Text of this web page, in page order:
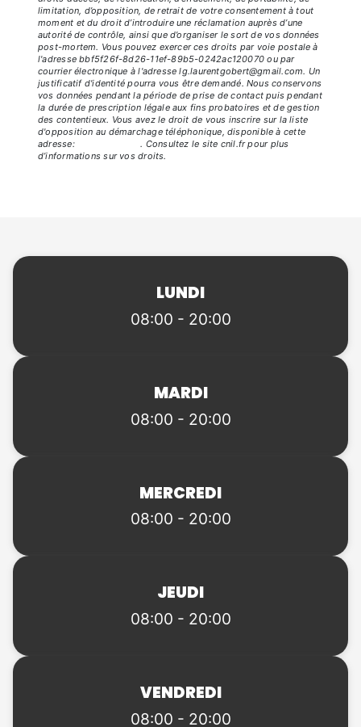
limitation, d’opposition, de retrait de votre consentement à tout
moment et du droit d’introduire une réclamation auprès d’une
autorité de contrôle, ainsi que d’organiser le sort de vos données
post-mortem. Vous pouvez exercer ces droits par voie postale à
l'adresse bbf5f26f-8d26-11ef-89b5-0242ac120070 ou par
courrier électronique à l'adresse lg.laurentgobert@gmail.com. Un
justificatif d'identité pourra vous être demandé. Nous conservons
vos données pendant la période de prise de contact puis pendant
la durée de prescription légale aux fins probatoires et de gestion
des contentieux. Vous avez le droit de vous inscrire sur la liste
d'opposition au démarchage téléphonique, disponible à cette
adresse:
Bloctel.gouv.fr. Consultez le site cnil.fr pour plus
d’informations sur vos droits.
LUNDI
08:00 - 20:00
MARDI
08:00 - 20:00
MERCREDI
08:00 - 20:00
JEUDI
08:00 - 20:00
VENDREDI
08:00 - 20:00